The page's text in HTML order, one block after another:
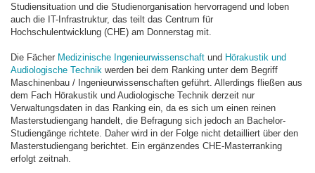
Studiensituation und die Studienorganisation hervorragend und loben
auch die IT-Infrastruktur, das teilt das Centrum für
Hochschulentwicklung (CHE) am Donnerstag mit.
Die Fächer Medizinische Ingenieurwissenschaft und Hörakustik und
Audiologische Technik werden bei dem Ranking unter dem Begriff
Maschinenbau / Ingenieurwissenschaften geführt. Allerdings fließen aus
dem Fach Hörakustik und Audiologische Technik derzeit nur
Verwaltungsdaten in das Ranking ein, da es sich um einen reinen
Masterstudiengang handelt, die Befragung sich jedoch an Bachelor-
Studiengänge richtete. Daher wird in der Folge nicht detailliert über den
Masterstudiengang berichtet. Ein ergänzendes CHE-Masterranking
erfolgt zeitnah.